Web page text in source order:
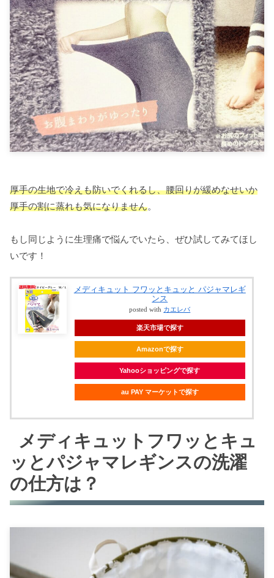
厚手の生地で冷えも防いでくれるし、腰回りが緩めなせいか
厚手の割に蒸れも気になりません。
もし同じように生理痛で悩んでいたら、ぜひ試してみてほし
いです！
メディキュット フワッとキュッと パジャマレギ
ンス
posted with カエレバ
楽天市場で探す
Amazonで探す
Yahooショッピングで探す
au PAY マーケットで探す
メディキュットフワッとキュ
ッとパジャマレギンスの洗濯
の仕方は？